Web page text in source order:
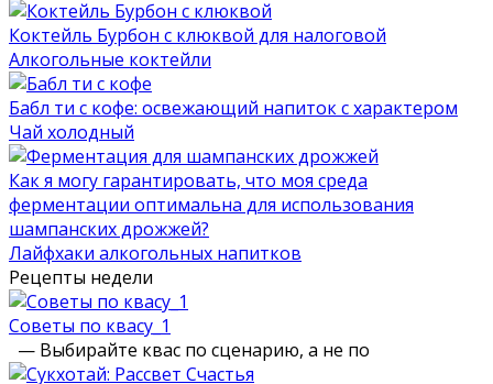
Коктейль Бурбон с клюквой для налоговой
Алкогольные коктейли
Бабл ти с кофе: освежающий напиток с характером
Чай холодный
Как я могу гарантировать, что моя среда
ферментации оптимальна для использования
шампанских дрожжей?
Лайфхаки алкогольных напитков
Рецепты недели
Советы по квасу_1
— Выбирайте квас по сценарию, а не по